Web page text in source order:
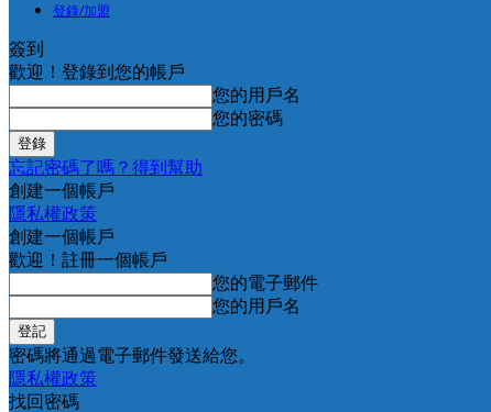
登錄/加盟
簽到
歡迎！登錄到您的帳戶
您的用戶名
您的密碼
忘記密碼了嗎？得到幫助
創建一個帳戶
隱私權政策
創建一個帳戶
歡迎！註冊一個帳戶
您的電子郵件
您的用戶名
密碼將通過電子郵件發送給您。
隱私權政策
找回密碼